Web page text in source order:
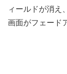
ィールドが消え
画面がフェード